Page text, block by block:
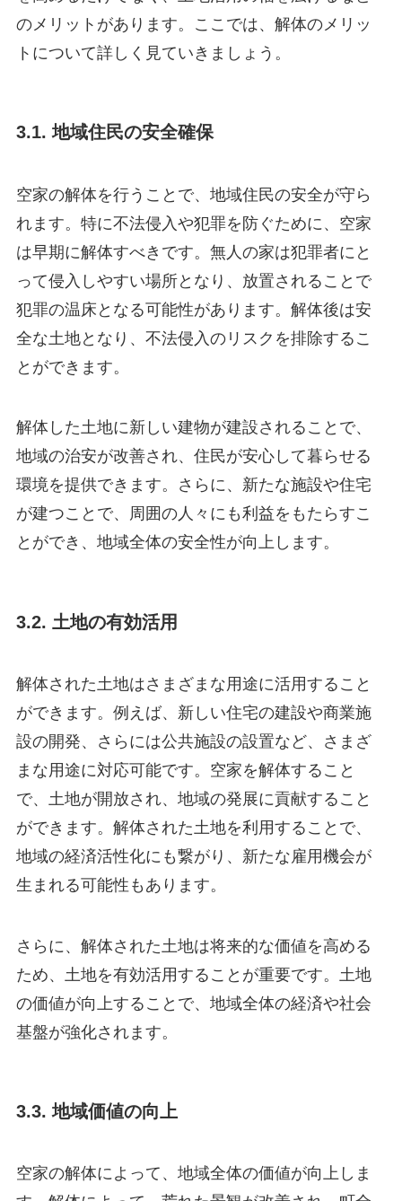
のメリットがあります。ここでは、解体のメリッ
トについて詳しく見ていきましょう。
3.1. 地域住民の安全確保
空家の解体を行うことで、地域住民の安全が守ら
れます。特に不法侵入や犯罪を防ぐために、空家
は早期に解体すべきです。無人の家は犯罪者にと
って侵入しやすい場所となり、放置されることで
犯罪の温床となる可能性があります。解体後は安
全な土地となり、不法侵入のリスクを排除するこ
とができます。
解体した土地に新しい建物が建設されることで、
地域の治安が改善され、住民が安心して暮らせる
環境を提供できます。さらに、新たな施設や住宅
が建つことで、周囲の人々にも利益をもたらすこ
とができ、地域全体の安全性が向上します。
3.2. 土地の有効活用
解体された土地はさまざまな用途に活用すること
ができます。例えば、新しい住宅の建設や商業施
設の開発、さらには公共施設の設置など、さまざ
まな用途に対応可能です。空家を解体すること
で、土地が開放され、地域の発展に貢献すること
ができます。解体された土地を利用することで、
地域の経済活性化にも繋がり、新たな雇用機会が
生まれる可能性もあります。
さらに、解体された土地は将来的な価値を高める
ため、土地を有効活用することが重要です。土地
の価値が向上することで、地域全体の経済や社会
基盤が強化されます。
3.3. 地域価値の向上
空家の解体によって、地域全体の価値が向上しま